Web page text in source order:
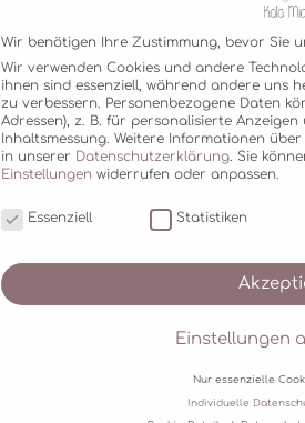
Wir benötigen Ihre Zustimmung, bevor Sie
Wir verwenden Cookies und andere
ihnen sind essenziell, während andere uns
zu verbessern. Personenbezogene Daten
Adressen), z. B. für personalisierte
Inhaltsmessung. Weitere Informationen
in unserer Datenschutzerklärung. Sie
Einstellungen widerrufen oder anpassen.
Essenziell Statistiken
Einstellungen
Nur essenzielle
Individuelle